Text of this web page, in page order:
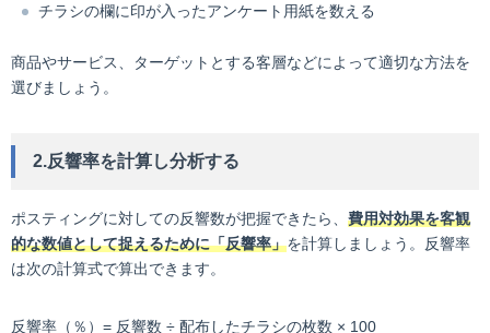
チラシの欄に印が入ったアンケート用紙を数える
商品やサービス、ターゲットとする客層などによって適切な方法を
選びましょう。
2.反響率を計算し分析する
ポスティングに対しての反響数が把握できたら、 費用対効果を客観
的な数値として捉えるために「反響率」を計算しましょう。反響率
は次の計算式で算出できます。
反響率（％）= 反響数 ÷ 配布したチラシの枚数 × 100